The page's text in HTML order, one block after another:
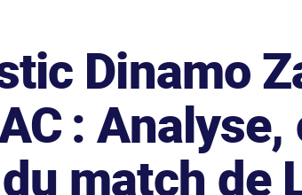
Dinamo
:
match de